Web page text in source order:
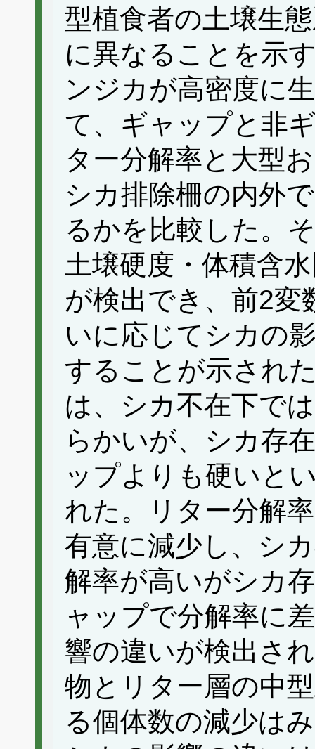
型植食者の土壌生
に異なることを示
ンジカが高密度に
て、ギャップと非
ター分解率と大型
シカ排除柵の内外
るかを比較した。
土壌硬度・体積含
が検出でき、前2変
いに応じてシカの
することが示され
は、シカ不在下で
らかいが、シカ存
ップよりも硬いと
れた。リター分解
有意に減少し、シ
解率が高いがシカ
ャップで分解率に
響の違いが検出さ
物とリター層の中
る個体数の減少は